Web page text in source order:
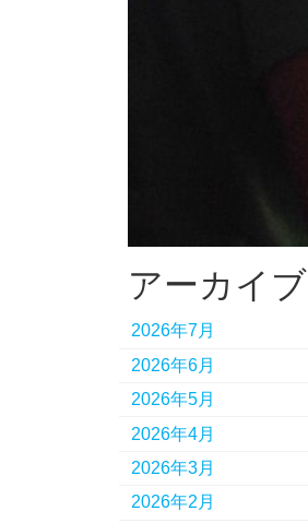
アーカイブ
2026年7月
2026年6月
2026年5月
2026年4月
2026年3月
2026年2月